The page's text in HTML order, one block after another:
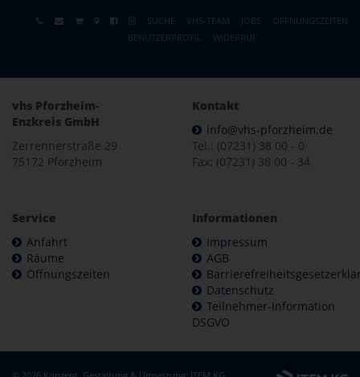
SUCHE VHS-TEAM JOBS
ÖFFNUNGSZEITEN
BENUTZERPROFIL
WIDERRUF
vhs Pforzheim-
Enzkreis GmbH
Zerrennerstraße 29
75172 Pforzheim
Kontakt
info@vhs-pforzheim.de
Tel.: (07231) 38 00 - 0
Fax: (07231) 38 00 - 34
Service
Anfahrt
Räume
Öffnungszeiten
Informationen
Impressum
AGB
Datenschutz
Teilnehmer-Information
DSGVO